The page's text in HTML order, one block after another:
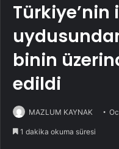
Türkiye’nin
binin
edildi
MAZLUM KAYNAK
1 dakika okuma süresi